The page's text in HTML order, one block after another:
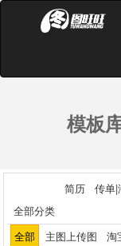
模板
全部分类
简历 传单|
全部 主图上传图 淘